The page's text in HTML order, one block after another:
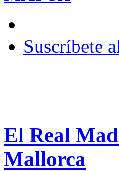
Suscríbete
El Real
Mallorca